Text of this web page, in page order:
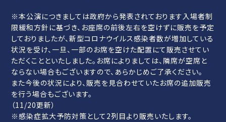
※本公演につきましては政府から発表されております入場者制
限緩和方針に基づき、お座席の前後左右を空けずに販売を予定
しておりましたが、新型コロナウイルス感染者数が増加している
状況を受け、一旦、一部のお席を空けた配置にて販売させてい
ただくことといたしました。お席によりましては、隣席が空席と
ならない場合もございますので、あらかじめご了承ください。
また今後の状況により、販売を見合わせていたお席の追加販売
を行う場合もございます。
（11/20更新）
※感染症拡大予防対策として2列目より販売いたします。